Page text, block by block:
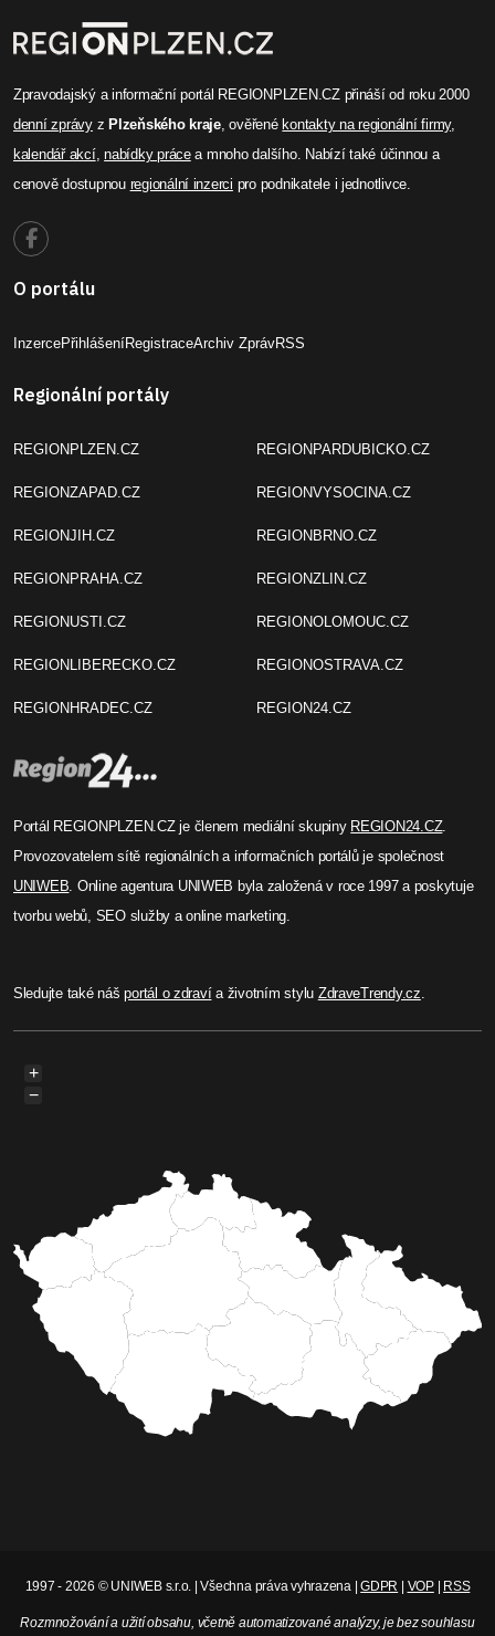
Zpravodajský a informační portál REGIONPLZEN.CZ přináší od roku 2000
denní zprávyz Plzeňského kraje, ověřené kontakty na regionální firmy,
kalendář akcí,nabídky prácea mnoho dalšího. Nabízí také účinnou a
cenově dostupnou regionální inzerci pro podnikatele i jednotlivce.
O portálu
InzercePřihlášeníRegistraceArchiv ZprávRSS
Regionální portály
REGIONPLZEN.CZ
REGIONZAPAD.CZ
REGIONJIH.CZ
REGIONPRAHA.CZ
REGIONUSTI.CZ
REGIONLIBERECKO.CZ
REGIONHRADEC.CZ
REGIONPARDUBICKO.CZ
REGIONVYSOCINA.CZ
REGIONBRNO.CZ
REGIONZLIN.CZ
REGIONOLOMOUC.CZ
REGIONOSTRAVA.CZ
REGION24.CZ
Portál REGIONPLZEN.CZ je členem mediální skupiny REGION24.CZ.
Provozovatelem sítě regionálních a informačních portálů je společnost
UNIWEB. Online agentura UNIWEB byla založená v roce 1997 a poskytuje
tvorbu webů, SEO služby a online marketing.
Sledujte také nášportál o zdravía životním stylu ZdraveTrendy.cz.
+
−
1997 - 2026 © UNIWEB s.r.o. | Všechna práva vyhrazena |GDPR VOP| RSS
Rozmnožování a užití obsahu, včetně automatizované analýzy, je bez souhlasu